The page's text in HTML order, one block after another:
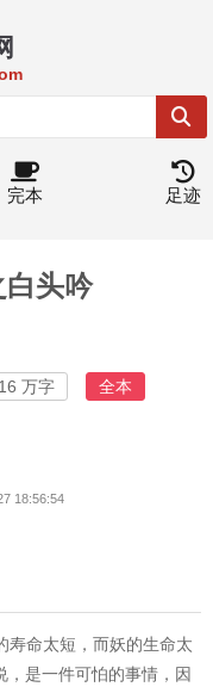
完本 足迹
头吟
万字 全本
18:56:54
寿命太短，而妖的生命太
是一件可怕的事情，因